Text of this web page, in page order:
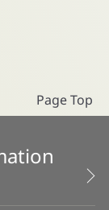
Page Top